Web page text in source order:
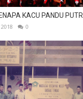
KACU PANDU
0